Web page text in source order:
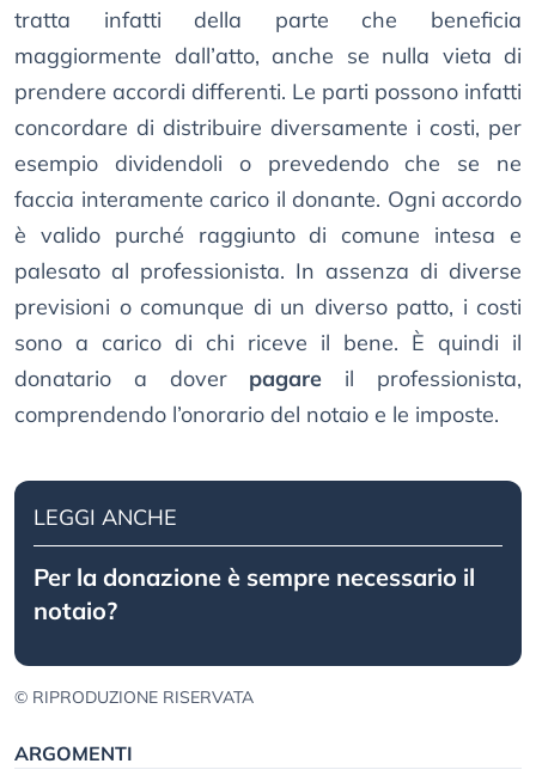
tratta infatti della parte che beneficia
maggiormente dall’atto, anche se nulla vieta di
prendere accordi differenti. Le parti possono infatti
concordare di distribuire diversamente i costi, per
esempio dividendoli o prevedendo che se ne
faccia interamente carico il donante. Ogni accordo
è valido purché raggiunto di comune intesa e
palesato al professionista. In assenza di diverse
previsioni o comunque di un diverso patto, i costi
sono a carico di chi riceve il bene. È quindi il
donatario a dover pagare il professionista,
comprendendo l’onorario del notaio e le imposte.
LEGGI ANCHE
Per la donazione è sempre necessario il
notaio?
© RIPRODUZIONE RISERVATA
ARGOMENTI